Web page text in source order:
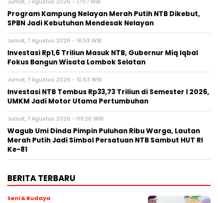
Jumat, 7 Agustus 2026 - 17:07 WIB
Program Kampung Nelayan Merah Putih NTB Dikebut,
SPBN Jadi Kebutuhan Mendesak Nelayan
Jumat, 7 Agustus 2026 - 16:53 WIB
Investasi Rp1,6 Triliun Masuk NTB, Gubernur Miq Iqbal
Fokus Bangun Wisata Lombok Selatan
Jumat, 7 Agustus 2026 - 10:53 WIB
Investasi NTB Tembus Rp33,73 Triliun di Semester I 2026,
UMKM Jadi Motor Utama Pertumbuhan
Jumat, 7 Agustus 2026 - 09:26 WIB
Wagub Umi Dinda Pimpin Puluhan Ribu Warga, Lautan
Merah Putih Jadi Simbol Persatuan NTB Sambut HUT RI
Ke-81
BERITA TERBARU
Seni & Budaya